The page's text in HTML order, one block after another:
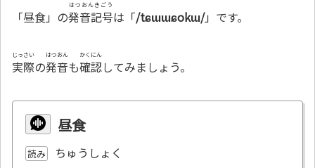
「昼食」の発音記号
はつおんきごう
は「/tɕɯɯɕokɯ/」です。
実際
じっさい
の発音
はつおん
も確認
かくにん
してみましょう。
昼食
読み ちゅうしょく